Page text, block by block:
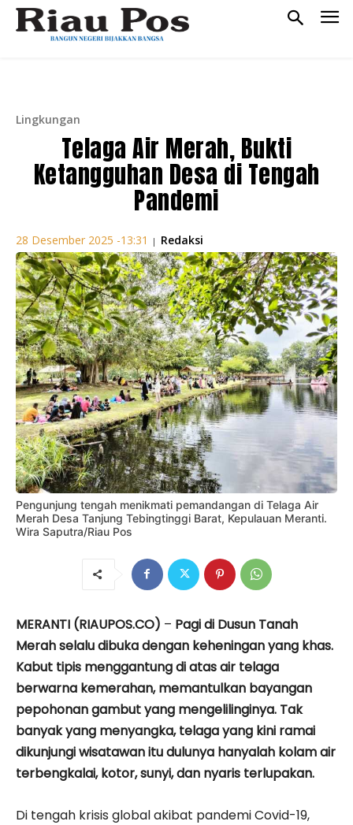
Lingkungan
Telaga Air Merah, Bukti
Ketangguhan Desa di Tengah
Pandemi
28 Desember 2025 -13:31 | Redaksi
Pengunjung tengah menikmati pemandangan di Telaga Air
Merah Desa Tanjung Tebingtinggi Barat, Kepulauan Meranti.
Wira Saputra/Riau Pos
MERANTI (RIAUPOS.CO) – Pagi di Dusun Tanah
Merah selalu dibuka dengan keheningan yang khas.
Kabut tipis menggantung di atas air telaga
berwarna kemerahan, memantulkan bayangan
pepohonan gambut yang mengelilinginya. Tak
banyak yang menyangka, telaga yang kini ramai
dikunjungi wisatawan itu dulunya hanyalah kolam air
terbengkalai, kotor, sunyi, dan nyaris terlupakan.
Di tengah krisis global akibat pandemi Covid-19,